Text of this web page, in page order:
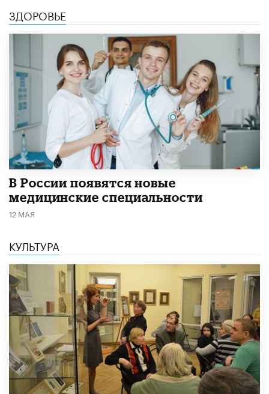
ЗДОРОВЬЕ
В России появятся новые
медицинские специальности
12 МАЯ
КУЛЬТУРА